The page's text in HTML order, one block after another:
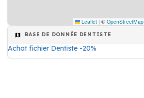
Leaflet | © OpenStreetMap
BASE DE DONNÉE DENTISTE
Achat fichier Dentiste -20%